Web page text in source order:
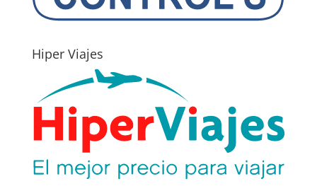
Hiper Viajes